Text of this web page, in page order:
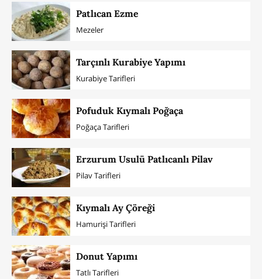
Patlıcan Ezme
Mezeler
Tarçınlı Kurabiye Yapımı
Kurabiye Tarifleri
Pofuduk Kıymalı Poğaça
Poğaça Tarifleri
Erzurum Usulü Patlıcanlı Pilav
Pilav Tarifleri
Kıymalı Ay Çöreği
Hamurişi Tarifleri
Donut Yapımı
Tatlı Tarifleri